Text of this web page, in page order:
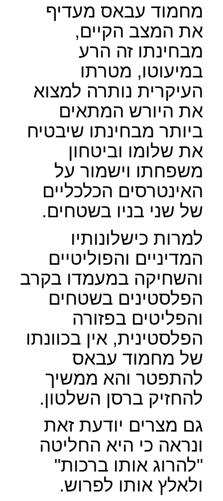
מחמוד עבאס מעדיף
את המצב הקיים,
מבחינתו זה הרע
במיעוטו, מטרתו
העיקרית נותרה למצוא
את היורש המתאים
ביותר מבחינתו שיבטיח
את שלומו וביטחון
משפחתו וישמור על
האינטרסים הכלכליים
של שני בניו בשטחים.
למרות כישלונותיו
המדיניים והפוליטיים
והשחיקה במעמדו בקרב
הפלסטינים בשטחים
והפליטים בפזורה
הפלסטינית, אין בכוונתו
של מחמוד עבאס
להתפטר והא ממשיך
להחזיק ברסן השלטון.
גם מצרים יודעת זאת
ונראה כי היא החליטה
"להרוג אותו ברכות"
ולאלץ אותו לפרוש.